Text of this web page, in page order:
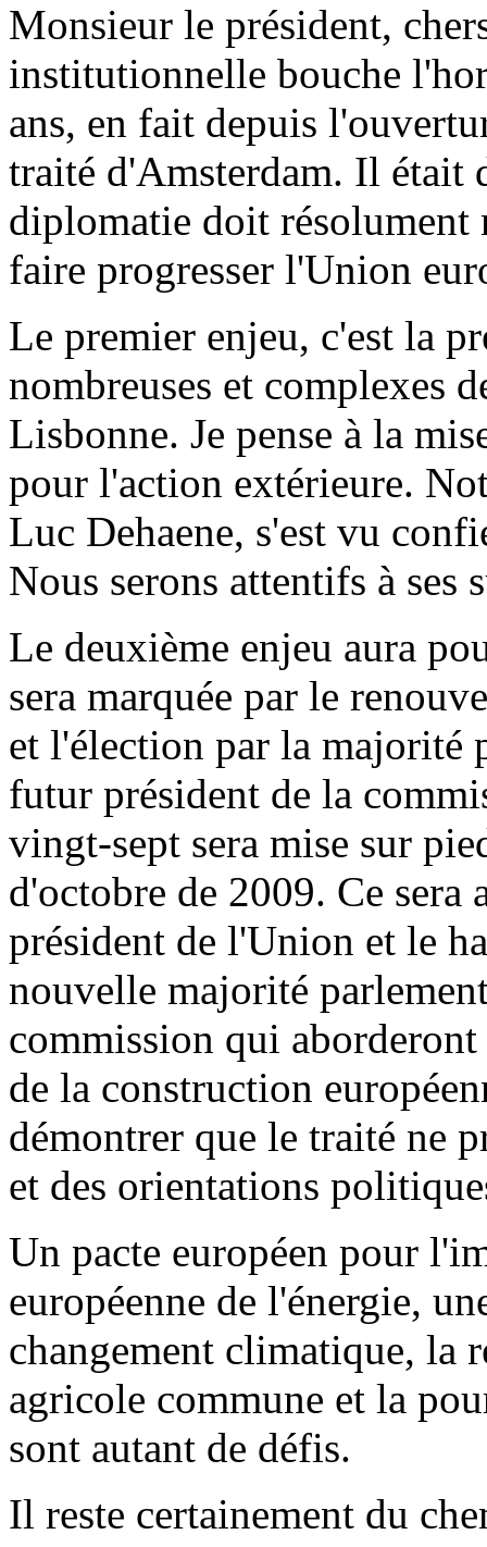
Monsieur le président,
institutionnelle bouche
ans, en fait depuis
traité d'Amsterdam. Il était
diplomatie doit résolument
faire progresser l'Union
Le premier enjeu, c'est la
nombreuses et complexes
Lisbonne. Je pense à la
pour l'action extérieure.
Luc Dehaene, s'est vu
Nous serons attentifs à ses
Le deuxième enjeu aura
sera marquée par le
et l'élection par la majorité
futur président de la
vingt-sept sera mise sur
d'octobre de 2009. Ce sera
président de l'Union et le
nouvelle majorité
commission qui aborderont
de la construction
démontrer que le traité ne
et des orientations
Un pacte européen pour
européenne de l'énergie,
changement climatique, la
agricole commune et la
sont autant de défis.
Il reste certainement du